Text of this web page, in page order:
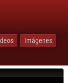
Imágenes